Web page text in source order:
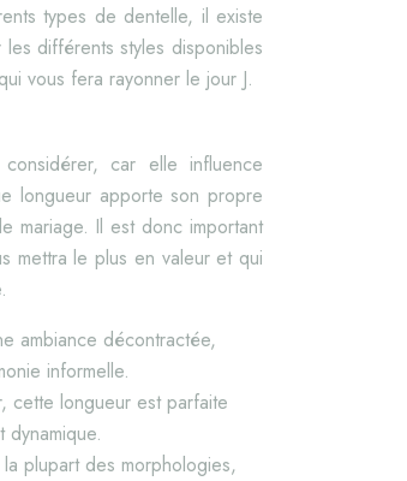
types de dentelle, il existe
différents styles disponibles
vous fera rayonner le jour J.
car elle influence
longueur apporte son propre
mariage. Il est donc important
mettra le plus en valeur et qui
ambiance décontractée,
informelle.
cette longueur est parfaite
plupart des morphologies,